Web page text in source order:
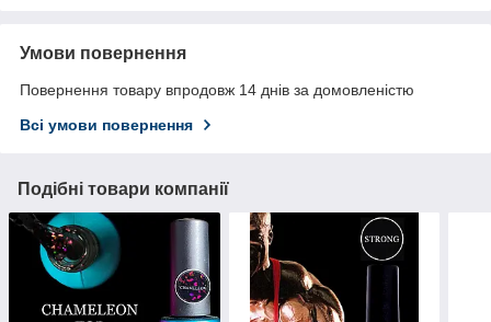
Умови повернення
Повернення товару впродовж 14 днів за домовленістю
Всі умови повернення
Подібні товари компанії